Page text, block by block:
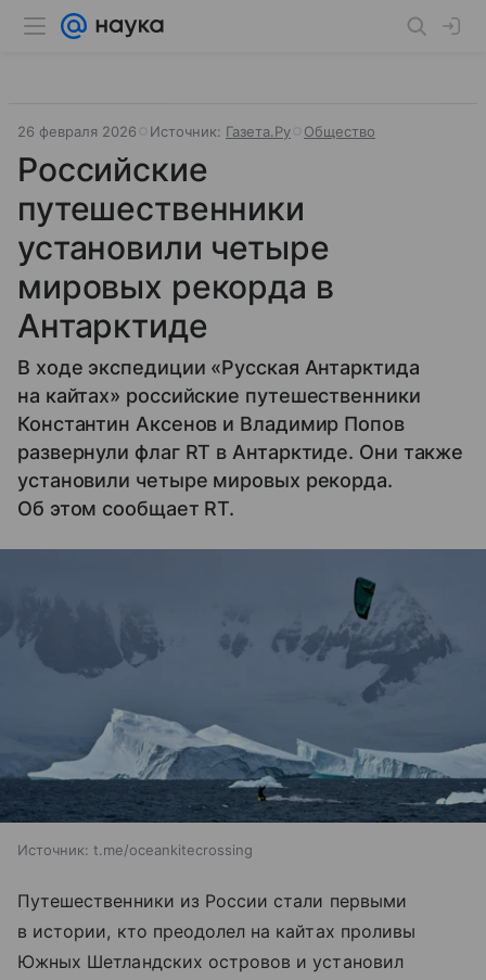
26 февраля 2026 Источник: Газета.Ру Общество
Российские
путешественники
установили четыре
мировых рекорда в
Антарктиде
В ходе экспедиции «Русская Антарктида
на кайтах» российские путешественники
Константин Аксенов и Владимир Попов
развернули флаг RT в Антарктиде. Они также
установили четыре мировых рекорда.
Об этом сообщает RT.
Источник: t.me/oceankitecrossing
Путешественники из России стали первыми
в истории, кто преодолел на кайтах проливы
Южных Шетландских островов и установил